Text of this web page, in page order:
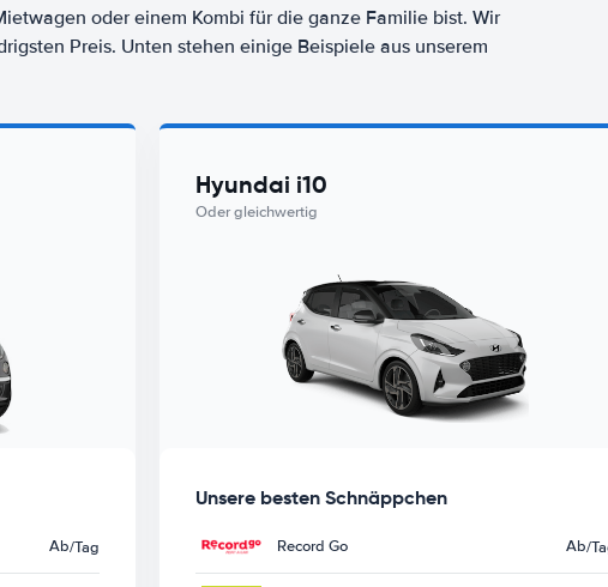
oder einem Kombi für die ganze Familie bist. Wir
Preis. Unten stehen einige Beispiele aus unserem
Ab/Tag
Hyundai i10
Oder gleichwertig
Unsere besten Schnäppchen
Record Go Ab/